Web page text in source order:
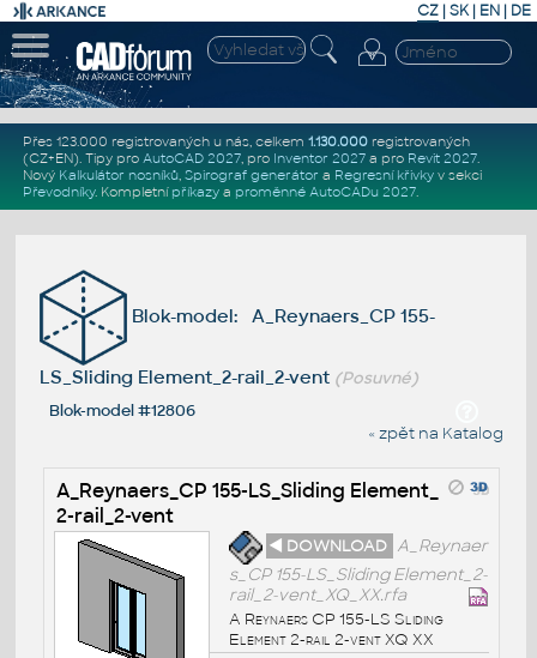
CZ | SK| EN | DE
Přes 123.000 registrovaných u nás, celkem 1.130.000registrovaných
(CZ+EN). Tipy pro AutoCAD 2027, pro Inventor 2027a pro Revit 2027.
Nový Kalkulátor nosníků, Spirograf generátor a Regresní křivkyv sekci
Převodníky. Kompletní příkazya proměnné AutoCADu 2027.
Blok-model: A_Reynaers_CP 155-
LS_Sliding Element_2-rail_2-vent (Posuvné)
Blok-model #12806
« zpět na Katalog
A_Reynaers_CP 155-LS_Sliding Element_
2-rail_2-vent
◄ DOWNLOAD A_Reynaer
s_CP 155-LS_Sliding Element_2-
rail_2-vent_XQ_XX.rfa
A Reynaers CP 155-LS Sliding
Element 2-rail 2-vent XQ XX